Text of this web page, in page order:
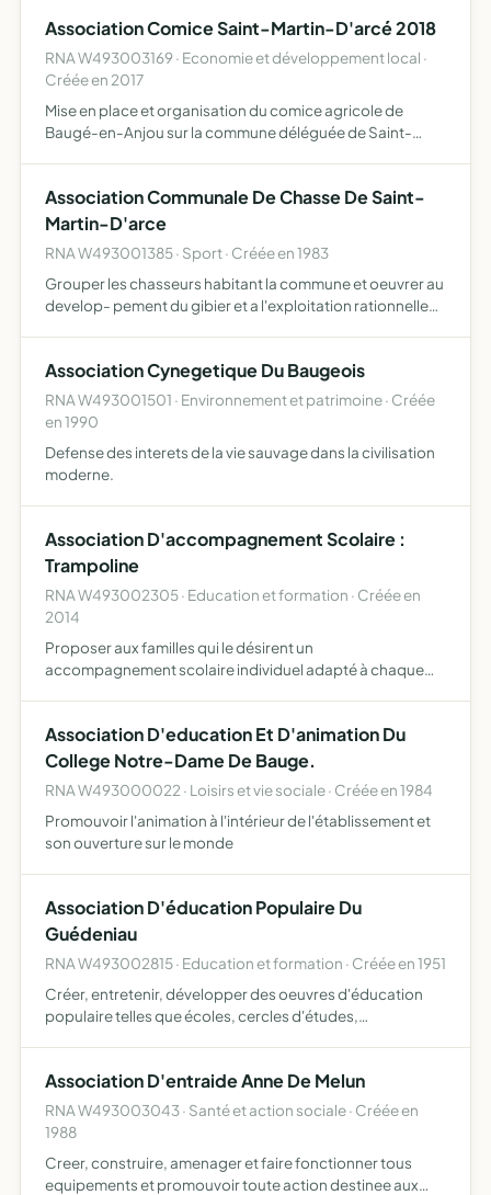
Association Comice Saint-Martin-D'arcé 2018
RNA W493003169 · Economie et développement local ·
Créée en 2017
Mise en place et organisation du comice agricole de
Baugé-en-Anjou sur la commune déléguée de Saint-
Association Communale De Chasse De Saint-
Martin-D'arce
RNA W493001385 · Sport · Créée en 1983
Grouper les chasseurs habitant la commune et oeuvrer au
develop- pement du gibier et a l'exploitation rationnelle
Association Cynegetique Du Baugeois
RNA W493001501 · Environnement et patrimoine · Créée
en 1990
Defense des interets de la vie sauvage dans la civilisation
moderne.
Association D'accompagnement Scolaire :
Trampoline
RNA W493002305 · Education et formation · Créée en
2014
Proposer aux familles qui le désirent un
accompagnement scolaire individuel adapté à chaque
Association D'education Et D'animation Du
College Notre-Dame De Bauge.
RNA W493000022 · Loisirs et vie sociale · Créée en 1984
Promouvoir l'animation à l'intérieur de l'établissement et
son ouverture sur le monde
Association D'éducation Populaire Du
Guédeniau
RNA W493002815 · Education et formation · Créée en 1951
Créer, entretenir, développer des oeuvres d'éducation
populaire telles que écoles, cercles d'études,
de t…
Association D'entraide Anne De Melun
RNA W493003043 · Santé et action sociale · Créée en
1988
Creer, construire, amenager et faire fonctionner tous
equipements et promouvoir toute action destinee aux